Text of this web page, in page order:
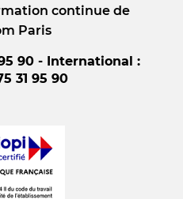
continue de
Paris
90 - International :
31 95 90